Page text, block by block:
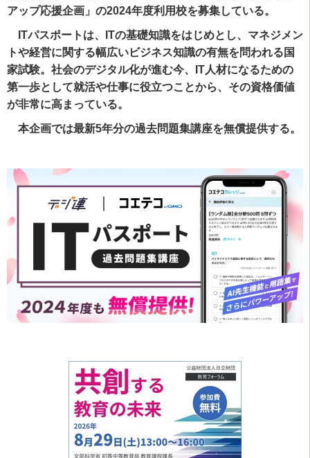
アップ応援企画」の2024年度利用校を募集している。
ITパスポートは、ITの基礎知識をはじめとし、マネジメン
トや経営に関する幅広いビジネス知識の有無を問われる国
家試験。社会のデジタル化が進む今、IT人材になるための
第一歩として就活や仕事に役立つことから、その資格価値
が非常に高まっている。
本企画では最新5年分の過去問題集講座を無償提供する。